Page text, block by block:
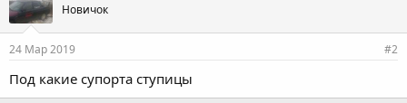
Новичок
24 Мар 2019 #2
Под какие супорта ступицы